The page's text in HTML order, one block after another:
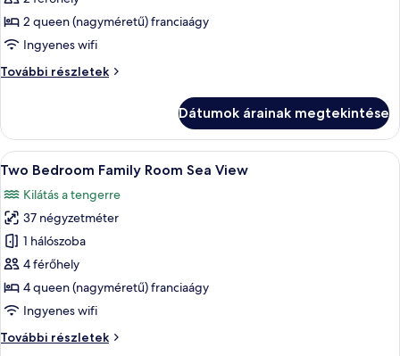
Superior
szoba,
kilátással
a
2 queen (nagyméretű) franciaágy
Ingyenes wifi
További részletek
Superior
tengerre
(Frontal)
további
Dátumok árainak megtekintése
A
következő
szoba
összes
képének
megtekintése:
Two
Bedroom
Family
Room
Minibár, széf a szobában, íróasztal
5
Two Bedroom Family Room Sea View
Kilátás a tengerre
37 négyzetméter
1 hálószoba
4 férőhely
4 queen (nagyméretű) franciaágy
Ingyenes wifi
További részletek
Two